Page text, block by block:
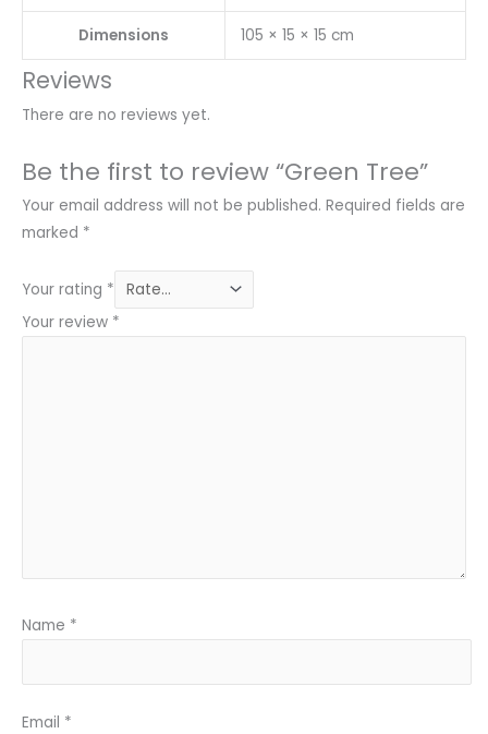
Dimensions 105 × 15 × 15 cm
Reviews
There are no reviews yet.
Be the first to review “Green Tree”
Your email address will not be published. Required fields are
marked *
Your rating *
Your review *
Name *
Email *